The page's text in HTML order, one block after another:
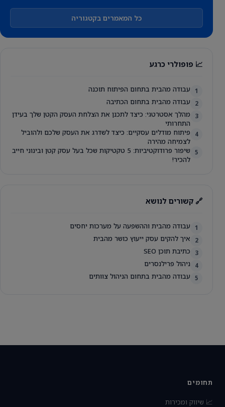
כל המאמרים בקטגוריה
📈 פופולרי כרגע
1 עבודה מהבית בתחום הפיתוח תוכנה
2 עבודה מהבית בתחום הכתיבה
3
מהלך אסטרטגי: כיצד לתכנן את הצלחת העסק הקטן שלך בעידן
התחרותי
4
פיתוח מודלים עסקיים: כיצד לשדרג את העסק שלכם ולהוביל
לצמיחה מהירה
5
שיפור פרודוקטיביות: 5 טקטיקות שכל בעל עסק קטן ובינוני חייב
להכיר!
🔗 קשורים לנושא
1 עבודה מהבית וההשפעה על מערכות יחסים
2 איך להקים עסק ייעוץ כושר מהבית
3 כתיבת תוכן SEO
4 ניהול פרילנסרים
5 עבודה מהבית בתחום הניהול צוותים
תחומים
📈 שיווק ומכירות